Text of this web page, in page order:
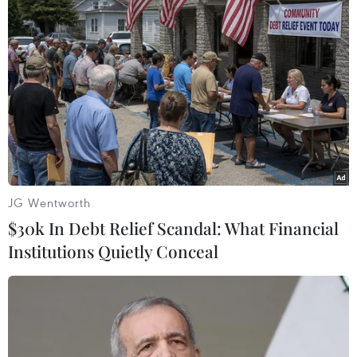
Theo dõi VietnamPlus
TIN LIÊN QUAN
JG Wentworth
$30k In Debt Relief Scandal: What Financial
Institutions Quietly Conceal